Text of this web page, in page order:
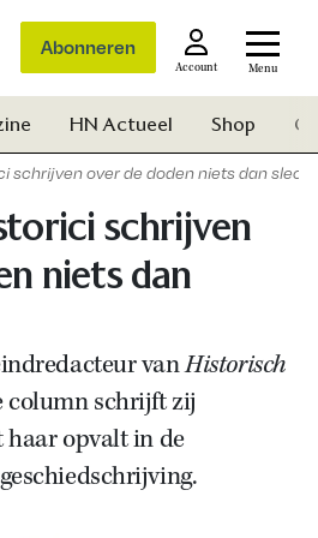
Abonneren
Account Menu
HN Actueel Shop
schrijven over de doden niets dan
schrijven
niets dan
vanHistorisch
column schrijft zij
haar opvalt in de